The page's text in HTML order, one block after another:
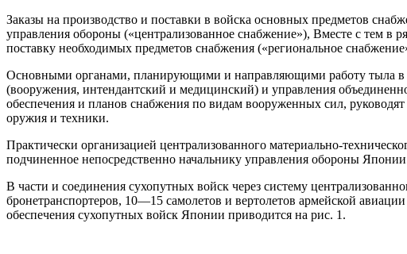
Заказы на производство и поставки в войска основных предметов
управления обороны («централизованное снабжение»), Вместе с тем в
поставку необходимых предметов снабжения («региональное
Основными органами, планирующими и направляющими работу тыла в
(вооружения, интендантский и медицинский) и управления
обеспечения и планов снабжения по видам вооруженных сил,
оружия и техники.
Практически организацией централизованного материально-
подчиненное непосредственно начальнику управления обороны
В части и соединения сухопутных войск через систему
бронетранспортеров, 10—15 самолетов и вертолетов армейской
обеспечения сухопутных войск Японии приводится на рис. 1.